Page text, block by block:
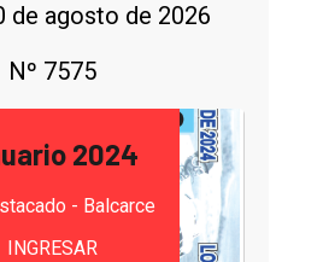
de agosto de 2026
Nº 7575
2024
- Balcarce
INGRESAR